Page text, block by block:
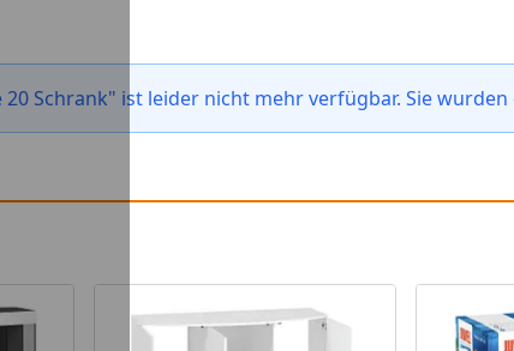
Schrank" ist leider nicht mehr verfügbar. Sie